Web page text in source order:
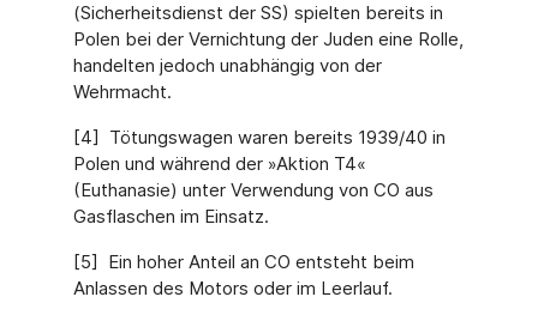
(Sicherheitsdienst der SS) spielten bereits in
Polen bei der Vernichtung der Juden eine Rolle,
handelten jedoch unabhängig von der
Wehrmacht.
[4] Tötungswagen waren bereits 1939/40 in
Polen und während der »Aktion T4«
(Euthanasie) unter Verwendung von CO aus
Gasflaschen im Einsatz.
[5] Ein hoher Anteil an CO entsteht beim
Anlassen des Motors oder im Leerlauf.